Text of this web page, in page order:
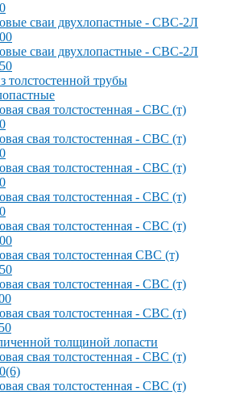
сваи двухлопастные - СВС-2Л
сваи двухлопастные - СВС-2Л
толстостенной трубы
свая толстостенная - СВС (т)
свая толстостенная - СВС (т)
свая толстостенная - СВС (т)
свая толстостенная - СВС (т)
свая толстостенная - СВС (т)
свая толстостенная СВС (т)
свая толстостенная - СВС (т)
свая толстостенная - СВС (т)
толщиной лопасти
свая толстостенная - СВС (т)
свая толстостенная - СВС (т)